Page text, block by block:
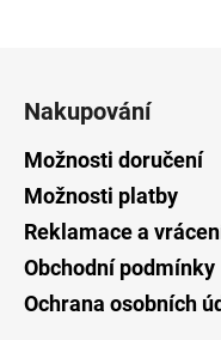
Nakupování
Možnosti doručení
Možnosti platby
Reklamace a
Obchodní podmínky
Ochrana osobních